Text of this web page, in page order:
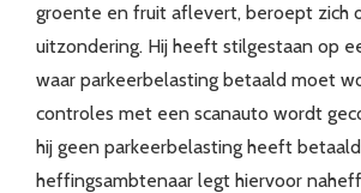
groente en fruit aflevert, beroept zich
uitzondering. Hij heeft stilgestaan op
waar parkeerbelasting betaald moet
controles met een scanauto wordt
hij geen parkeerbelasting heeft
heffingsambtenaar legt hiervoor